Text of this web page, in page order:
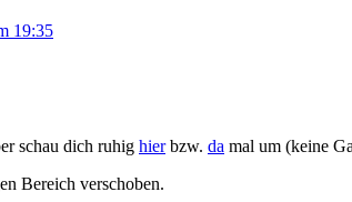
19:35
schau dich ruhig hierbzw. da mal um (keine
Bereich verschoben.